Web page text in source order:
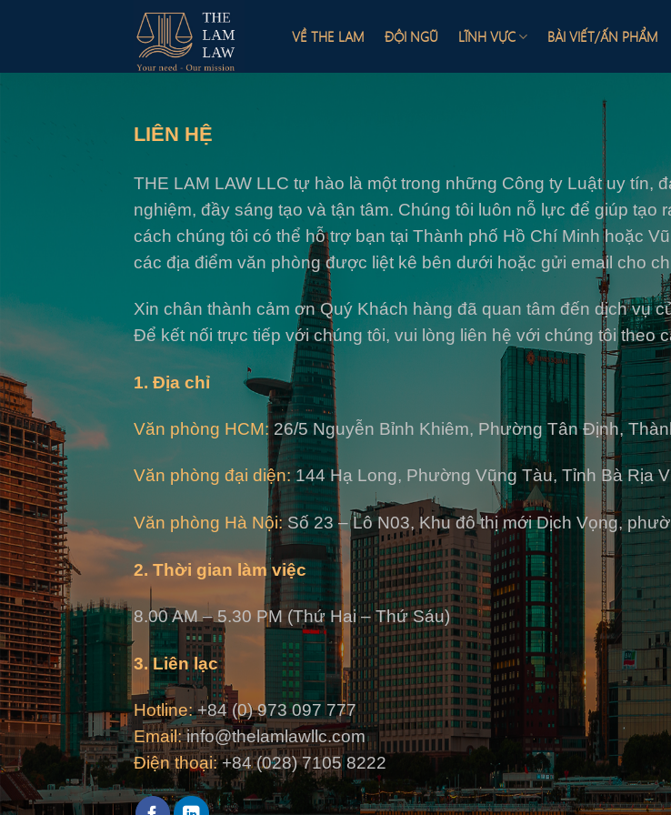
VỀ THE LAM ĐỘI NGŨ LĨNH VỰC BÀI VIẾT/ẤN PHẨM
LIÊN HỆ
THE LAM LAW LLC tự hào là một trong những Công ty Luật uy tín,
nghiệm, đầy sáng tạo và tận tâm. Chúng tôi luôn nỗ lực để giúp
cách chúng tôi có thể hỗ trợ bạn tại Thành phố Hồ Chí Minh hoặc
các địa điểm văn phòng được liệt kê bên dưới hoặc gửi email cho
Xin chân thành cảm ơn Quý Khách hàng đã quan tâm đến dịch vụ
Để kết nối trực tiếp với chúng tôi, vui lòng liên hệ với chúng tôi theo
1. Địa chỉ
Văn phòng HCM: 26/5 Nguyễn Bỉnh Khiêm, Phường Tân Định,
Văn phòng đại diện: 144 Hạ Long, Phường Vũng Tàu, Tỉnh Bà Rịa
Văn phòng Hà Nội:Số 23 – Lô N03, Khu đô thị mới Dịch Vọng,
2. Thời gian làm việc
8.00 AM – 5.30 PM (Thứ Hai – Thứ Sáu)
3. Liên lạc
Hotline:+84 (0) 973 097 777
Email:info@thelamlawllc.com
Điện thoại:+84 (028) 7105 8222